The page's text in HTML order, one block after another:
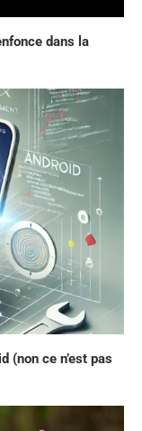
dans la
(non ce n’est pas